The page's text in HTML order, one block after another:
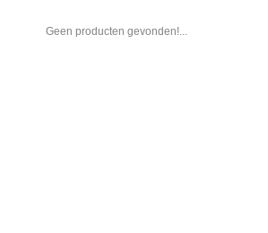
Geen producten gevonden!...